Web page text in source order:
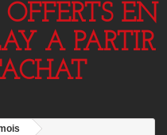
EN
A PARTIR